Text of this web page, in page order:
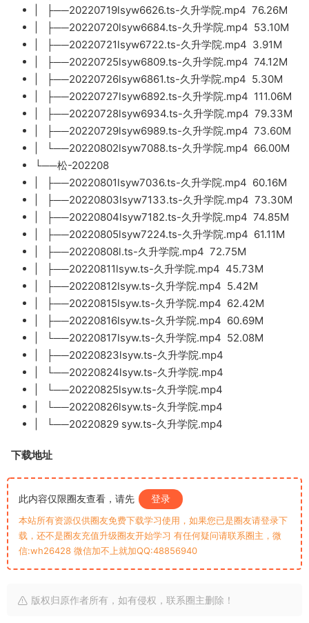
| ├──20220719lsyw6626.ts-久升学院.mp4 76.26M
| ├──20220720lsyw6684.ts-久升学院.mp4 53.10M
| ├──20220721lsyw6722.ts-久升学院.mp4 3.91M
| ├──20220725lsyw6809.ts-久升学院.mp4 74.12M
| ├──20220726lsyw6861.ts-久升学院.mp4 5.30M
| ├──20220727lsyw6892.ts-久升学院.mp4 111.06M
| ├──20220728lsyw6934.ts-久升学院.mp4 79.33M
| ├──20220729lsyw6989.ts-久升学院.mp4 73.60M
| └──20220802lsyw7088.ts-久升学院.mp4 66.00M
└──松-202208
| ├──20220801lsyw7036.ts-久升学院.mp4 60.16M
| ├──20220803lsyw7133.ts-久升学院.mp4 73.30M
| ├──20220804lsyw7182.ts-久升学院.mp4 74.85M
| ├──20220805lsyw7224.ts-久升学院.mp4 61.11M
| ├──20220808l.ts-久升学院.mp4 72.75M
| ├──20220811lsyw.ts-久升学院.mp4 45.73M
| ├──20220812lsyw.ts-久升学院.mp4 5.42M
| ├──20220815lsyw.ts-久升学院.mp4 62.42M
| ├──20220816lsyw.ts-久升学院.mp4 60.69M
| └──20220817lsyw.ts-久升学院.mp4 52.08M
| ├──20220823lsyw.ts-久升学院.mp4
| └──20220824lsyw.ts-久升学院.mp4
| └──20220825lsyw.ts-久升学院.mp4
| └──20220826lsyw.ts-久升学院.mp4
| └──20220829 syw.ts-久升学院.mp4
下载地址
此内容仅限圈友查看，请先 登录
本站所有资源仅供圈友免费下载学习使用，如果您已是圈友请登录下
载，还不是圈友充值升级圈友开始学习 有任何疑问请联系圈主，微
信:wh26428 微信加不上就加QQ:48856940
版权归原作者所有，如有侵权，联系圈主删除！